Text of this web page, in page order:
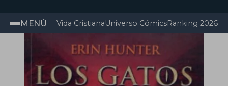
MENÚ Vida CristianaUniverso CómicsRanking 2026